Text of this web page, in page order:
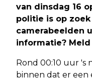
van dinsdag 16
politie is op
camerabeelden
informatie?
Rond 00:10 uur 's
binnen dat er een